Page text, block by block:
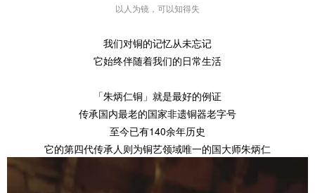
以人为镜，可以知得失
我们对铜的记忆从未忘记
它始终伴随着我们的日常生活
「朱炳仁铜」就是最好的例证
传承国内最老的国家非遗铜器老字号
至今已有140余年历史
它的第四代传承人则为铜艺领域唯一的国大师朱炳仁